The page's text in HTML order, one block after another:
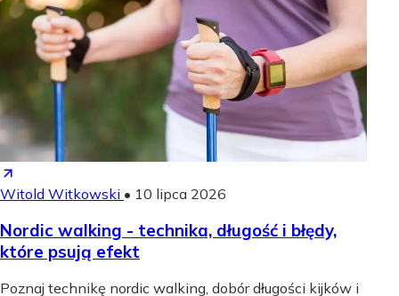
Witold Witkowski • 10 lipca 2026
Nordic walking - technika, długość i błędy,
które psują efekt
Poznaj technikę nordic walking, dobór długości kijków i